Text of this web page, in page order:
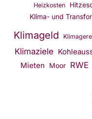
Heizkosten
Klima- und
Klimageld
Klimaziele
Mieten Moor RWE